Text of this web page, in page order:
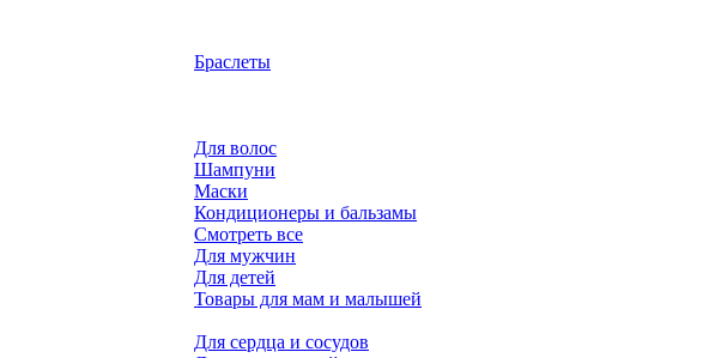
Браслеты
Для волос
Шампуни
Маски
Кондиционеры и бальзамы
Смотреть все
Для мужчин
Для детей
Товары для мам и малышей
Для сердца и сосудов